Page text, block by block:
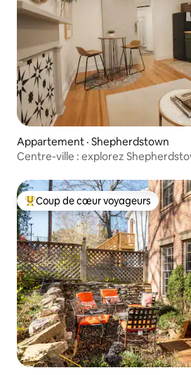
Appartement · Shepherdstown
Centre-ville : explorez
Coup de cœur voyageurs parmi les
Coup de cœur voyageurs